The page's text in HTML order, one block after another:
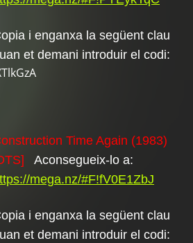
i enganxa la següent clau
et demani introduir el codi:
Time Again (1983)
Aconsegueix-lo a:
mega.nz/#F!fV0E1ZbJ
i enganxa la següent clau
et demani introduir el codi: